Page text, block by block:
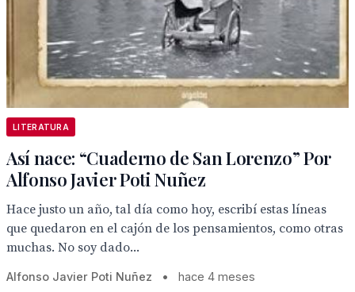
LITERATURA
Así nace: “Cuaderno de San Lorenzo” Por
Alfonso Javier Poti Nuñez
Hace justo un año, tal día como hoy, escribí estas líneas
que quedaron en el cajón de los pensamientos, como otras
muchas. No soy dado...
Alfonso Javier Poti Nuñez • hace 4 meses